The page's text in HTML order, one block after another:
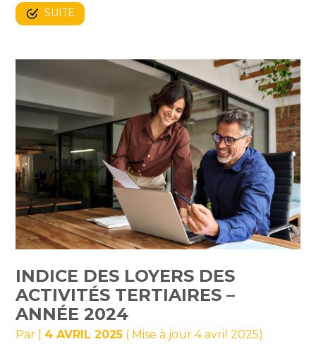
SUITE
INDICE DES LOYERS DES
ACTIVITÉS TERTIAIRES –
ANNÉE 2024
Par 4 AVRIL 2025 ( Mise à jour 4 avril 2025)